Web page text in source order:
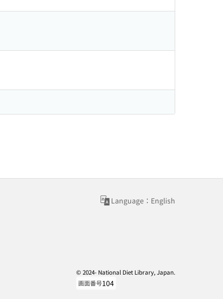
Language：English
© 2024- National Diet Library, Japan.
画面番号104